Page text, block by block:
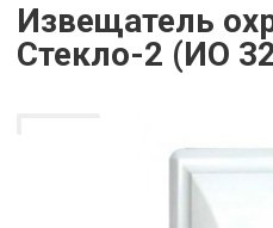
Извещатель
Стекло-2 (ИО